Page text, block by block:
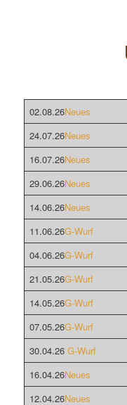
02.08.26Neues
24.07.26Neues
16.07.26Neues
29.06.26Neues
14.06.26Neues
11.06.26G-Wurf
04.06.26G-Wurf
21.05.26G-Wurf
14.05.26G-Wurf
07.05.26G-Wurf
30.04.26 G-Wurf
16.04.26Neues
12.04.26Neues